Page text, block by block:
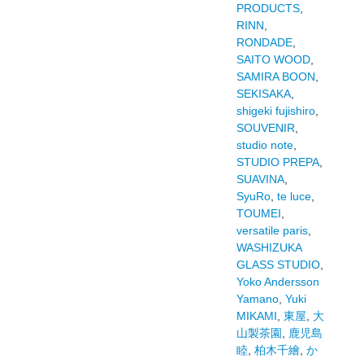
PRODUCTS,
RINN
RONDADE,
SAITO WOOD,
SAMIRA BOON
SEKISAKA,
shigeki fujishiro,
SOUVENIR
studio note,
STUDIO PREPA,
SUAVINA,
SyuRo, te luce,
TOUMEI
versatile paris,
WASHIZUKA
GLASS STUDIO,
Yoko Andersson
Yamano, Yuki
MIKAMI 東屋
大
山製茶園
鹿児島
睦, 柏木千繪, か